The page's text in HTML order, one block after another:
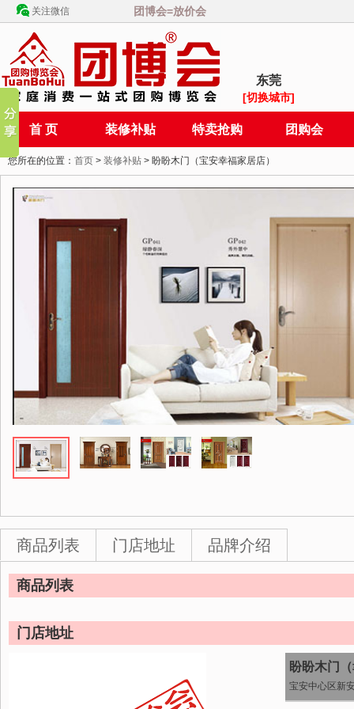
关注微信 团博会=放价会
东莞
[切换城市]
首 页 装修补贴 特卖抢购 团购会
您所在的位置： 首页 > 装修补贴 > 盼盼木门（宝安幸福家居店）
商品列表 门店地址 品牌介绍
商品列表
门店地址
盼盼木门
宝安中心区新